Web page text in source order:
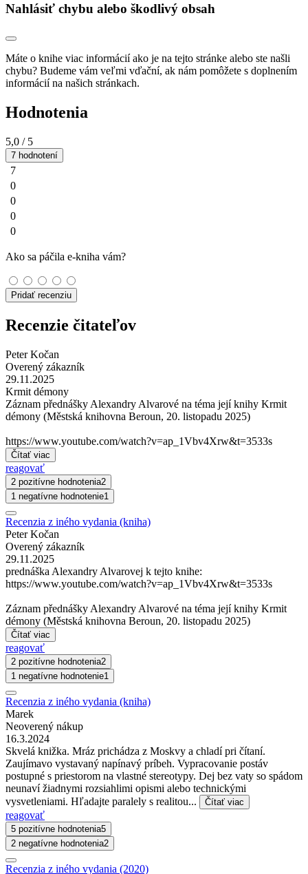
Nahlásiť chybu alebo škodlivý obsah
Máte o knihe viac informácií ako je na tejto stránke alebo ste našli
chybu? Budeme vám veľmi vďační, ak nám pomôžete s doplnením
informácií na našich stránkach.
Hodnotenia
5,0 / 5
7 hodnotení
7
0
0
0
0
Ako sa páčila e-kniha vám?
Pridať recenziu
Recenzie čitateľov
Peter Kočan
Overený zákazník
29.11.2025
Krmit démony
Záznam přednášky Alexandry Alvarové na téma její knihy Krmit
démony (Městská knihovna Beroun, 20. listopadu 2025)
https://www.youtube.com/watch?v=ap_1Vbv4Xrw&t=3533s
Čítať viac
reagovať
2 pozitívne hodnotenia2
1 negatívne hodnotenie1
Recenzia z iného vydania (kniha)
Peter Kočan
Overený zákazník
29.11.2025
prednáška Alexandry Alvarovej k tejto knihe:
https://www.youtube.com/watch?v=ap_1Vbv4Xrw&t=3533s
Záznam přednášky Alexandry Alvarové na téma její knihy Krmit
démony (Městská knihovna Beroun, 20. listopadu 2025)
Čítať viac
reagovať
2 pozitívne hodnotenia2
1 negatívne hodnotenie1
Recenzia z iného vydania (kniha)
Marek
Neoverený nákup
16.3.2024
Skvelá knižka. Mráz prichádza z Moskvy a chladí pri čítaní.
Zaujímavo vystavaný napínavý príbeh. Vypracovanie postáv
postupné s priestorom na vlastné stereotypy. Dej bez vaty so spádom
neunaví žiadnymi rozsiahlimi opismi alebo technickými
vysvetleniami. Hľadajte paralely s realitou...
Čítať viac
reagovať
5 pozitívne hodnotenia5
2 negatívne hodnotenia2
Recenzia z iného vydania (2020)